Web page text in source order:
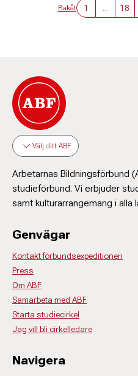
Bakåt 1 18
Välj ditt ABF
Arbetarnas Bildningsförbund
studieförbund. Vi erbjuder
samt kulturarrangemang i alla
Genvägar
Kontakt förbundsexpeditionen
Press
Om ABF
Samarbeta med ABF
Starta studiecirkel
Jag vill bli cirkelledare
Navigera